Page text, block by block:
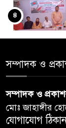
৪
দিবস-২০২৬’।
৫
সম্পাদক ও
সম্পাদক ও
মোঃ জাহাঙ্গীর
যোগাযোগ